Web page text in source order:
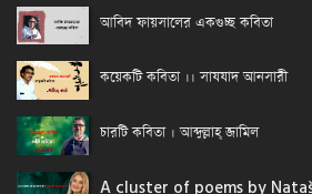
আবিদ ফায়সালের একগুচ্ছ কবিতা
কয়েকটি কবিতা ।। সাযযাদ আনসারী
চারটি কবিতা । আব্দুল্লাহ্ জামিল
A cluster of poems by